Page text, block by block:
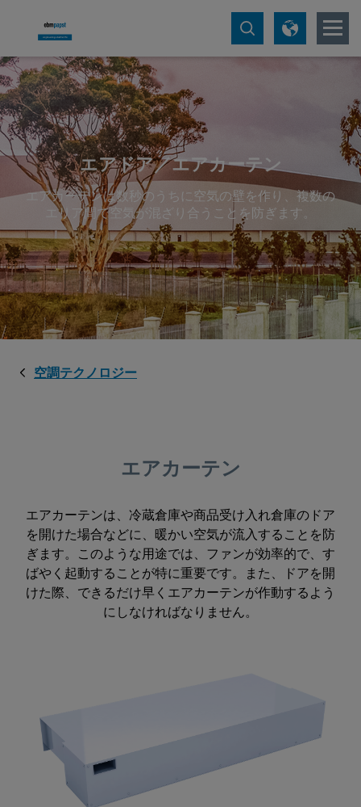
エアドア／エアカーテン
エアカーテンは数秒のうちに空気の壁を作り、複数の
エリア間で空気が混ざり合うことを防ぎます。
空調テクノロジー
エアカーテン
エアカーテンは、冷蔵倉庫や商品受け入れ倉庫のドア
を開けた場合などに、暖かい空気が流入することを防
ぎます。このような用途では、ファンが効率的で、す
ばやく起動することが特に重要です。また、ドアを開
けた際、できるだけ早くエアカーテンが作動するよう
にしなければなりません。